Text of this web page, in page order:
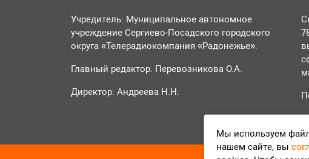
Учредитель: Муниципальное автономное
учреждение Сергиево-Посадского городского
округа «Телерадиокомпания «Радонежье».
Главный редактор: Перевозникова О.А.
Директор: Андреева Н.Н.
Мы используем
нашем сайте, вы